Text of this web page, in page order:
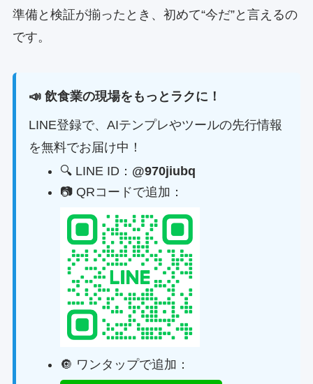
準備と検証が揃ったとき、初めて“今だ”と言えるの
です。
📣 飲食業の現場をもっとラクに！
LINE登録で、AIテンプレやツールの先行情報
を無料でお届け中！
🔍 LINE ID： @970jiubq
📷 QRコードで追加：
🔘 ワンタップで追加：